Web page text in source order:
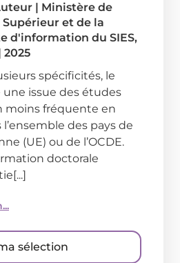
| Ministère de
et de la
d'information du SIES,
2025
spécificités, le
issue des études
moins fréquente en
des pays de
(UE) ou de l’OCDE.
doctorale
sélection